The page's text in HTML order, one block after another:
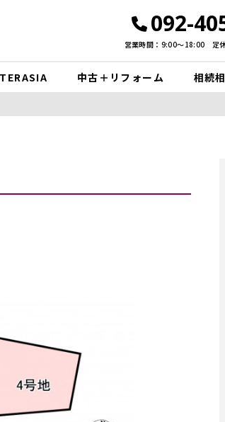
092-
営業時間：9:00〜18:00 定
TERASIA 中古＋リフォーム 相続